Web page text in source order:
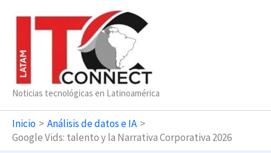
Noticias tecnológicas en Latinoamérica
Inicio
Análisis de datos e IA
Google Vids: talento y la Narrativa Corporativa 2026